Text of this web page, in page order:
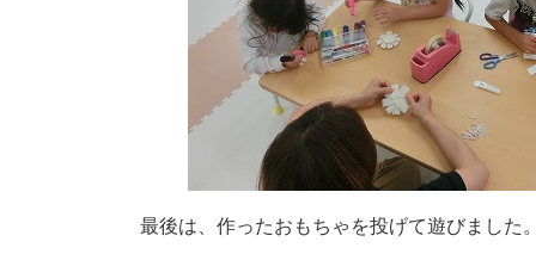
最後は、作ったおもちゃを投げて遊びました